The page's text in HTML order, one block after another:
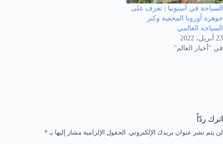
السياحة في أستونيا | تعرف على
جوهرة أوروبا المخفية وكنز
السياحة العالمي
23 أبريل، 2022
في "أخبار العالم"
اترك ردّاً
لن يتم نشر عنوان بريدك الإلكتروني. الحقول الإلزامية مشار إليها بـ *